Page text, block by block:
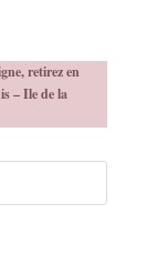
retirez en
– Ile de la